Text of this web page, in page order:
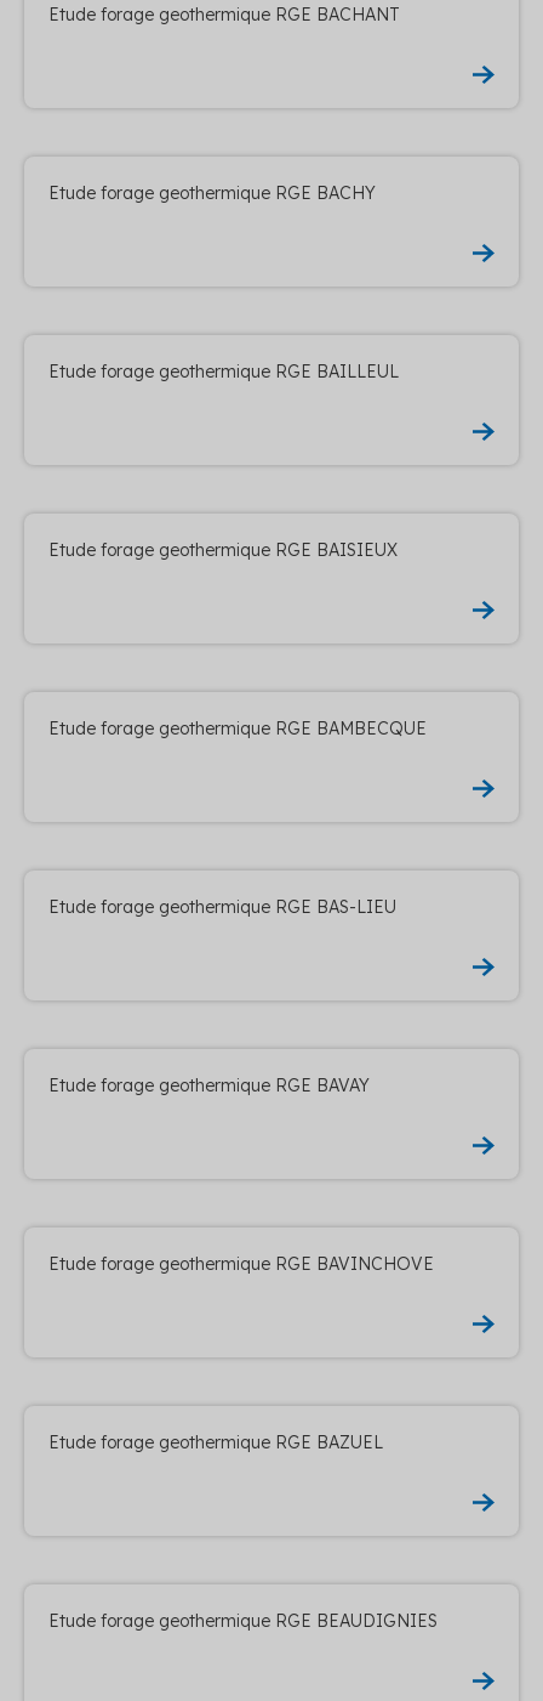
Etude forage geothermique RGE BACHANT
Etude forage geothermique RGE BACHY
Etude forage geothermique RGE BAILLEUL
Etude forage geothermique RGE BAISIEUX
Etude forage geothermique RGE BAMBECQUE
Etude forage geothermique RGE BAS-LIEU
Etude forage geothermique RGE BAVAY
Etude forage geothermique RGE BAVINCHOVE
Etude forage geothermique RGE BAZUEL
Etude forage geothermique RGE BEAUDIGNIES